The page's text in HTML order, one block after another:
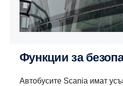
Функции за
Автобусите Scania имат